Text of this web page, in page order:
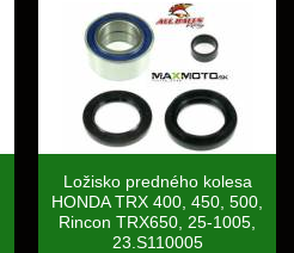
Ložisko predného kolesa
HONDA TRX 400, 450, 500,
Rincon TRX650, 25-1005,
23.S110005